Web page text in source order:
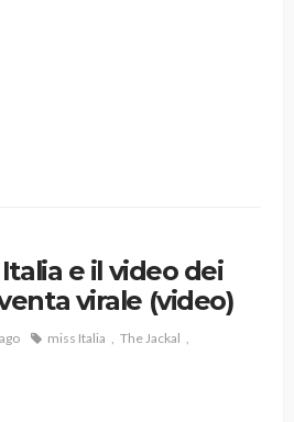
e il video dei
virale (video)
miss Italia
The Jackal